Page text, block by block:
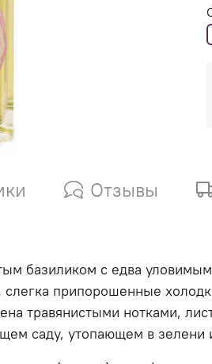
Отзывы
базиликом с едва
припорошенные
травянистыми нотками,
саду, утопающем в зелени